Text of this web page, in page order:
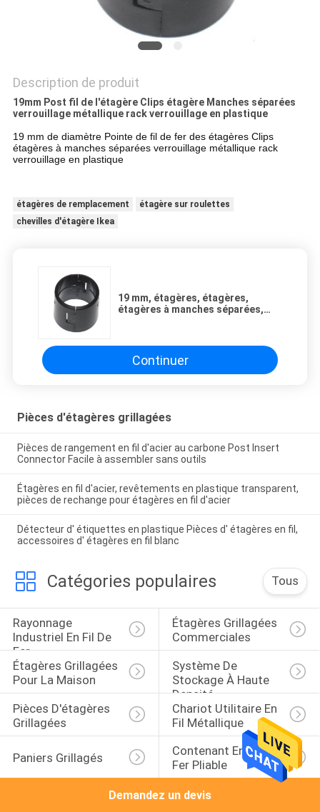
Description de produit
19mm Post fil de l'étagère Clips étagère Manches séparées
verrouillage métallique rack verrouillage en plastique
19 mm de diamètre Pointe de fil de fer des étagères Clips
étagères à manches séparées verrouillage métallique rack
verrouillage en plastique
étagères de remplacement
étagère sur roulettes
chevilles d'étagère Ikea
19 mm, étagères, étagères,
étagères à manches séparées,
Continuer
Pièces d'étagères grillagées
Pièces de rangement en fil d'acier au carbone Post Insert
Connector Facile à assembler sans outils
Étagères en fil d'acier, revêtements en plastique transparent,
pièces de rechange pour étagères en fil d'acier
Détecteur d' étiquettes en plastique Pièces d' étagères en fil,
accessoires d' étagères en fil blanc
Catégories populaires Tous
Rayonnage
Industriel En Fil De
Fer
Étagères Grillagées
Commerciales
Étagères Grillagées
Pour La Maison
Système De
Stockage À Haute
Densité
Pièces D'étagères
Grillagées
Chariot Utilitaire En
Fil Métallique
Paniers Grillagés
Contenant En Fil De
Fer Pliable
Demandez un devis